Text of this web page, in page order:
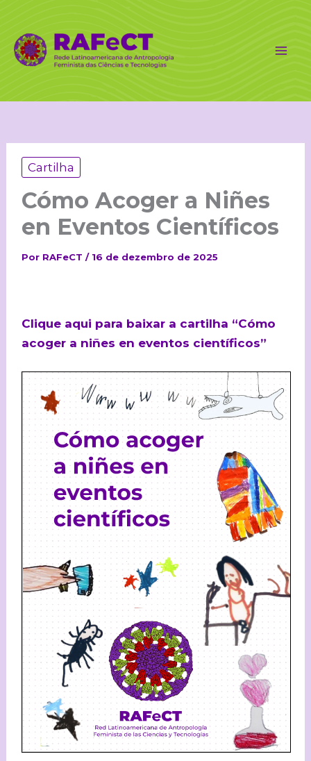
conteúdo
Cartilha
Cómo Acoger a Niñes
en Eventos Científicos
Por RAFeCT / 16 de dezembro de 2025
Clique aqui para baixar a cartilha “Cómo
acoger a niñes en eventos científicos”